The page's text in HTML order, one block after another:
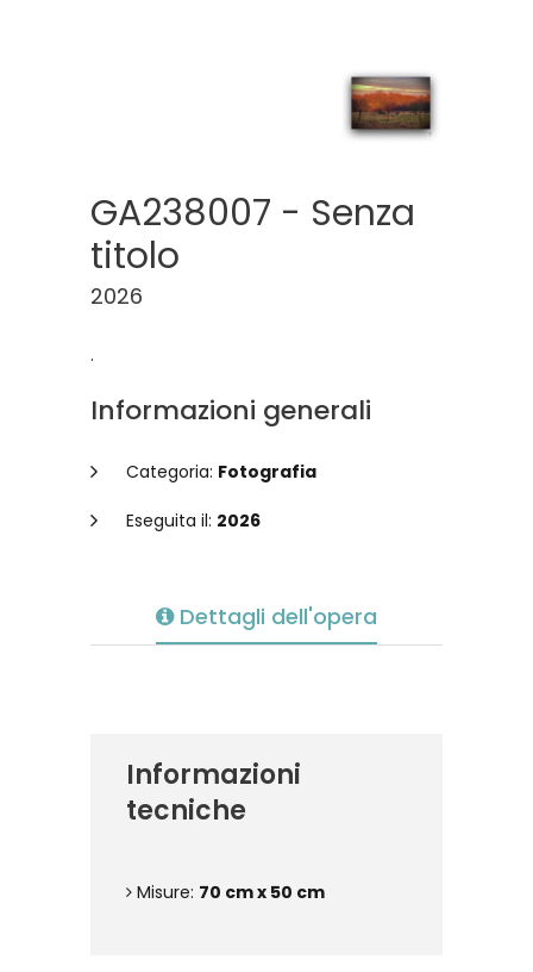
GA238007 - Senza
titolo
2026
.
Informazioni generali
Categoria: Fotografia
Eseguita il: 2026
Dettagli dell'opera
Informazioni
tecniche
Misure: 70 cm x 50 cm